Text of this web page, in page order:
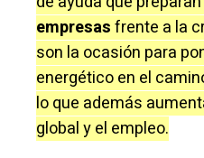
empresasfrente a la
son la ocasión para
energético en el
lo que además
global y el empleo.